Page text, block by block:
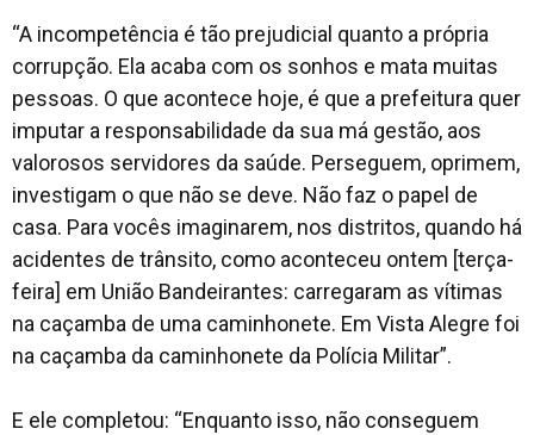
“A incompetência é tão prejudicial quanto a própria
corrupção. Ela acaba com os sonhos e mata muitas
pessoas. O que acontece hoje, é que a prefeitura quer
imputar a responsabilidade da sua má gestão, aos
valorosos servidores da saúde. Perseguem, oprimem,
investigam o que não se deve. Não faz o papel de
casa. Para vocês imaginarem, nos distritos, quando há
acidentes de trânsito, como aconteceu ontem [terça-
feira] em União Bandeirantes: carregaram as vítimas
na caçamba de uma caminhonete. Em Vista Alegre foi
na caçamba da caminhonete da Polícia Militar”.
E ele completou: “Enquanto isso, não conseguem